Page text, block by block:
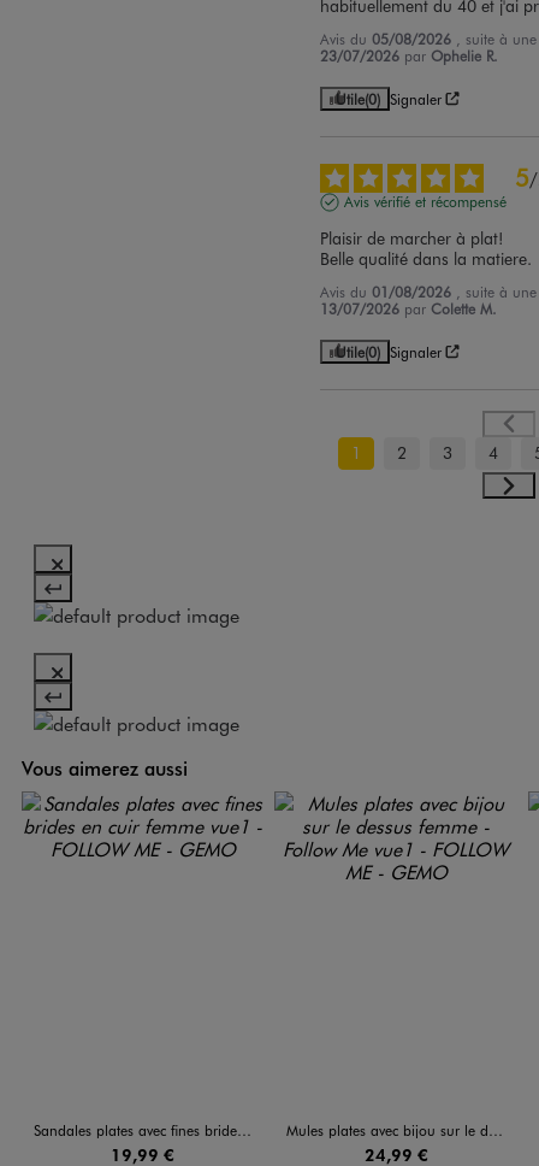
habituellement du 40 et j'ai
Avis du05/08/2026
, suite à
23/07/2026 par Ophelie R.
Utile(0) Signaler
5/
Avis vérifié et récompensé
Plaisir de marcher à plat!
Belle qualité dans la matiere.
Avis du01/08/2026
, suite à
13/07/2026 parColette M.
Utile(0) Signaler
1 2 3 4
Vous aimerez aussi
Sandales plates avec fines brides en cuir femme
19,99 €
Mules plates avec bijou sur le dessus femme - Follow Me
24,99 €